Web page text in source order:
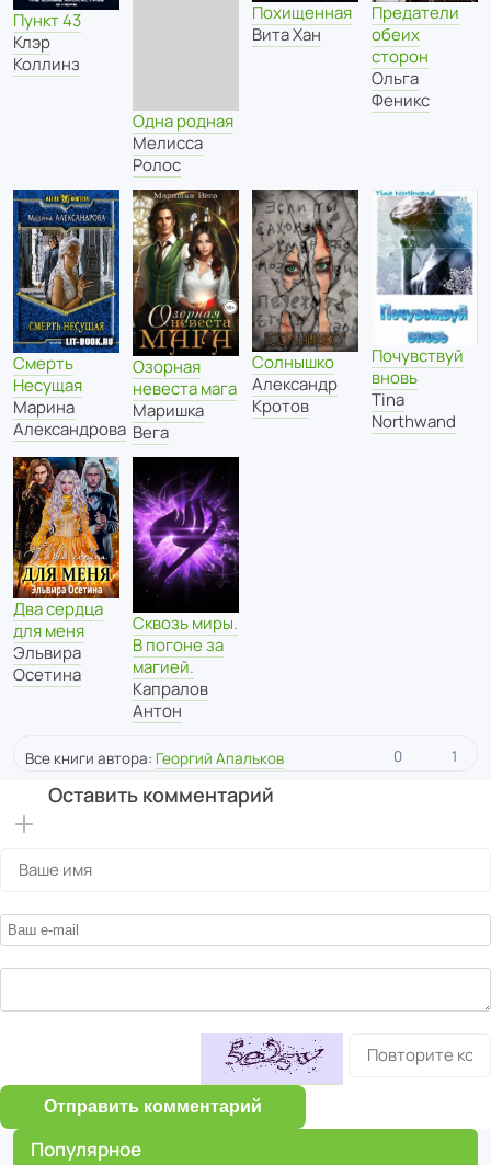
Пункт 43
Клэр
Коллинз
Одна родная
Мелисса
Ролос
Похищенная
Вита Хан
Предатели
обеих
сторон
Ольга
Феникс
Смерть
Несущая
Марина
Александрова
Озорная
невеста мага
Маришка
Вега
Солнышко
Александр
Кротов
Почувствуй
вновь
Tina
Northwand
Два сердца
для меня
Эльвира
Осетина
Сквозь миры.
В погоне за
магией.
Капралов
Антон
Все книги автора: Георгий Апальков 0 1
Оставить комментарий
Отправить комментарий
Популярное